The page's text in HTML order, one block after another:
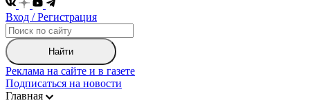
Вход / Регистрация
Найти
Реклама на сайте и в газете
Подписаться на новости
Главная